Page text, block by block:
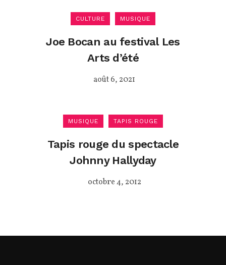
CULTURE MUSIQUE
Joe Bocan au festival Les
Arts d’été
août 6, 2021
MUSIQUE TAPIS ROUGE
Tapis rouge du spectacle
Johnny Hallyday
octobre 4, 2012